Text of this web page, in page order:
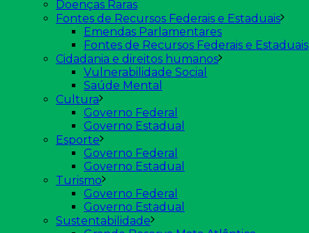
Doenças Raras
Fontes de Recursos Federais e Estaduais
Emendas Parlamentares
Fontes de Recursos Federais e Estaduais
Cidadania e direitos humanos
Vulnerabilidade Social
Saúde Mental
Cultura
Governo Federal
Governo Estadual
Esporte
Governo Federal
Governo Estadual
Turismo
Governo Federal
Governo Estadual
Sustentabilidade